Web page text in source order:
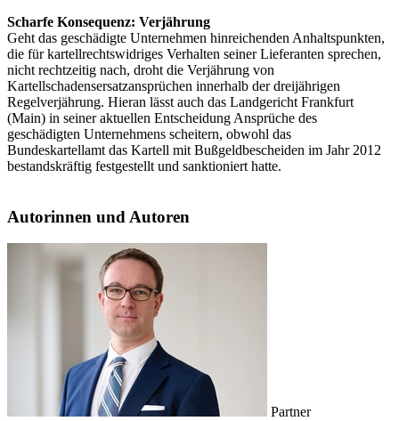
Scharfe Konsequenz: Verjährung
Geht das geschädigte Unternehmen hinreichenden Anhaltspunkten,
die für kartellrechtswidriges Verhalten seiner Lieferanten sprechen,
nicht rechtzeitig nach, droht die Verjährung von
Kartellschadensersatzansprüchen innerhalb der dreijährigen
Regelverjährung. Hieran lässt auch das Landgericht Frankfurt
(Main) in seiner aktuellen Entscheidung Ansprüche des
geschädigten Unternehmens scheitern, obwohl das
Bundeskartellamt das Kartell mit Bußgeldbescheiden im Jahr 2012
bestandskräftig festgestellt und sanktioniert hatte.
Autorinnen und Autoren
Partner